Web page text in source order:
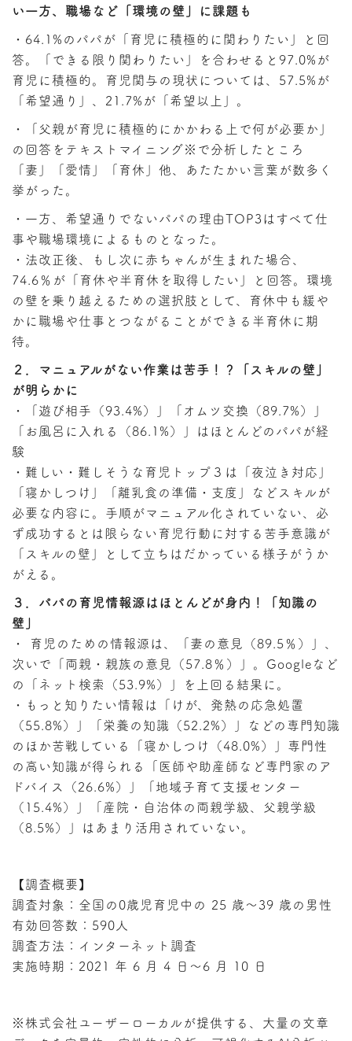
い一方、職場など「環境の壁」に課題も
・64.1%のパパが「育児に積極的に関わりたい」と回
答。「できる限り関わりたい」を合わせると97.0%が
育児に積極的。育児関与の現状については、57.5%が
「希望通り」、21.7%が「希望以上」。
・「父親が育児に積極的にかかわる上で何が必要か」
の回答をテキストマイニング※で分析したところ
「妻」「愛情」「育休」他、あたたかい言葉が数多く
挙がった。
・一方、希望通りでないパパの理由TOP3はすべて仕
事や職場環境によるものとなった。
・法改正後、もし次に赤ちゃんが生まれた場合、
74.6％が「育休や半育休を取得したい」と回答。環境
の壁を乗り越えるための選択肢として、育休中も緩や
かに職場や仕事とつながることができる半育休に期
待。
２．マニュアルがない作業は苦手！？「スキルの壁」
が明らかに
・「遊び相手（93.4%）」「オムツ交換（89.7%）」
「お風呂に入れる（86.1%）」はほとんどのパパが経
験
・難しい・難しそうな育児トップ３は「夜泣き対応」
「寝かしつけ」「離乳食の準備・支度」などスキルが
必要な内容に。手順がマニュアル化されていない、必
ず成功するとは限らない育児行動に対する苦手意識が
「スキルの壁」として立ちはだかっている様子がうか
がえる。
３．パパの育児情報源はほとんどが身内！「知識の
壁」
・ 育児のための情報源は、「妻の意見（89.5％）」、
次いで「両親・親族の意見（57.8％）」。Googleなど
の「ネット検索（53.9%）」を上回る結果に。
・もっと知りたい情報は「けが、発熱の応急処置
（55.8%）」「栄養の知識（52.2%）」などの専門知識
のほか苦戦している「寝かしつけ（48.0%）」専門性
の高い知識が得られる「医師や助産師など専門家のア
ドバイス（26.6%）」「地域子育て支援センター
（15.4%）」「産院・自治体の両親学級、父親学級
（8.5%）」はあまり活用されていない。
【調査概要】
調査対象：全国の0歳児育児中の 25 歳～39 歳の男性
有効回答数：590人
調査方法：インターネット調査
実施時期：2021 年 6 月 4 日～6 月 10 日
※株式会社ユーザーローカルが提供する、大量の文章